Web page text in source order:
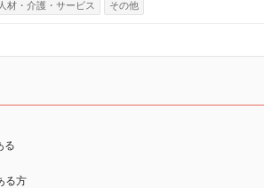
人材・介護・サービス その他
る
る方